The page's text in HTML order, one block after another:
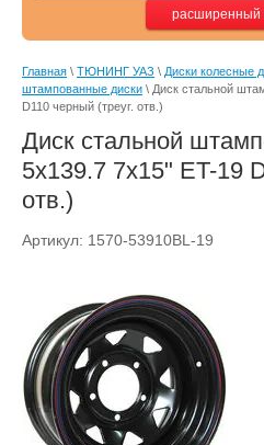
расширенный
Главная \ ТЮНИНГ УАЗ \ Диски колесные
штампованные диски \ Диск стальной
D110 черный (треуг. отв.)
Диск стальной
5x139.7 7х15" ET-19
отв.)
Артикул: 1570-53910BL-19